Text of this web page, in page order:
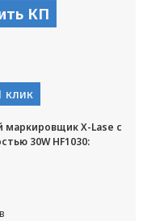
КП
клик
маркировщик X-Lase с
30W HF1030: